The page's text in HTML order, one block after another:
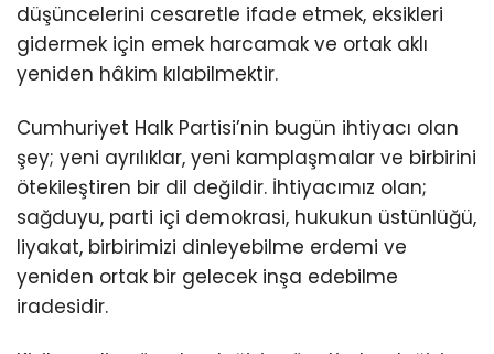
düşüncelerini cesaretle ifade etmek, eksikleri
gidermek için emek harcamak ve ortak aklı
yeniden hâkim kılabilmektir.
Cumhuriyet Halk Partisi’nin bugün ihtiyacı olan
şey; yeni ayrılıklar, yeni kamplaşmalar ve birbirini
ötekileştiren bir dil değildir. İhtiyacımız olan;
sağduyu, parti içi demokrasi, hukukun üstünlüğü,
liyakat, birbirimizi dinleyebilme erdemi ve
yeniden ortak bir gelecek inşa edebilme
iradesidir.